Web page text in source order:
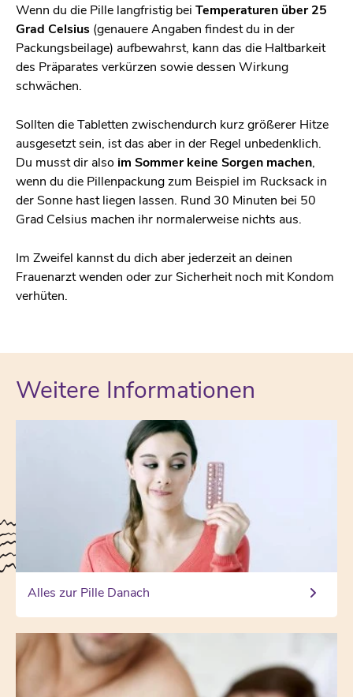
Wenn du die Pille langfristig bei Temperaturen über 25
Grad Celsius (genauere Angaben findest du in der
Packungsbeilage) aufbewahrst, kann das die Haltbarkeit
des Präparates verkürzen sowie dessen Wirkung
schwächen.
Sollten die Tabletten zwischendurch kurz größerer Hitze
ausgesetzt sein, ist das aber in der Regel unbedenklich.
Du musst dir also im Sommer keine Sorgen machen,
wenn du die Pillenpackung zum Beispiel im Rucksack in
der Sonne hast liegen lassen. Rund 30 Minuten bei 50
Grad Celsius machen ihr normalerweise nichts aus.
Im Zweifel kannst du dich aber jederzeit an deinen
Frauenarzt wenden oder zur Sicherheit noch mit Kondom
verhüten.
Weitere Informationen
Alles zur Pille Danach